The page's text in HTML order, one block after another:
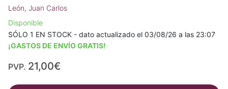
León, Juan Carlos
Disponible
SÓLO 1 EN STOCK - dato actualizado el 03/08/26 a las 23:07
¡GASTOS DE ENVÍO GRATIS!
PVP. 21,00€